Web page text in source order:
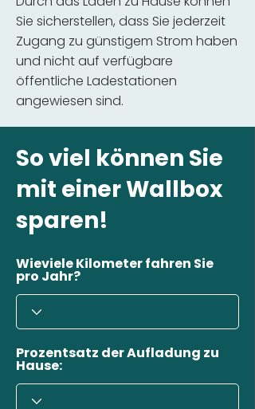
Sie sicherstellen, dass Sie jederzeit
Zugang zu günstigem Strom haben
und nicht auf verfügbare
öffentliche Ladestationen
angewiesen sind.
So viel können Sie
mit einer Wallbox
sparen!
Wieviele Kilometer fahren Sie
pro Jahr?
Prozentsatz der Aufladung zu
Hause: